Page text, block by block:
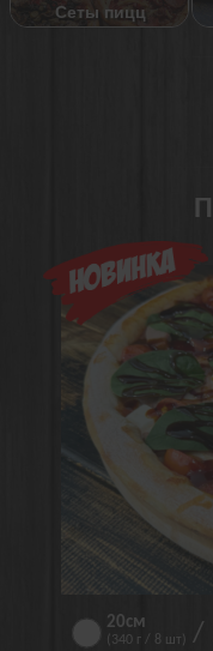
Сеты пицц
20см
(340 г / 8 шт) /